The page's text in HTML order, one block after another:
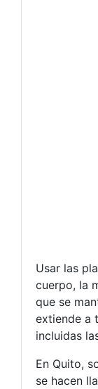
Usar las
cuerpo, la
que se
extiende a
incluidas
En Quito,
se hacen